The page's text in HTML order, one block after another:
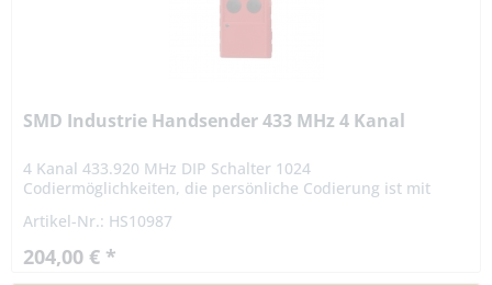
SMD Industrie Handsender 433 MHz 4 Kanal
4 Kanal 433.920 MHz DIP Schalter 1024
Codiermöglichkeiten, die persönliche Codierung ist mit
einstellbar. Die Reichweite...
Artikel-Nr.: HS10987
204,00 € *